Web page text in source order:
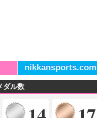
nikkansports.com
ダル数
金メダル 銀メダル